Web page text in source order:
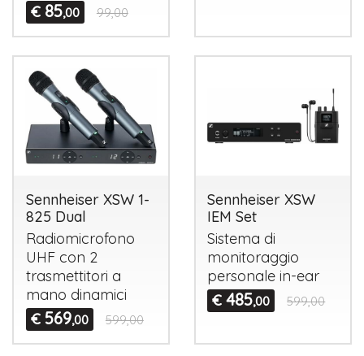
€ 85,00 99,00
Sennheiser XSW 1-
825 Dual
Radiomicrofono
UHFcon 2
trasmettitori a
mano dinamici
€ 569,00 599,00
Sennheiser XSW
IEM Set
Sistema di
monitoraggio
personale in-ear
€ 485,00 599,00